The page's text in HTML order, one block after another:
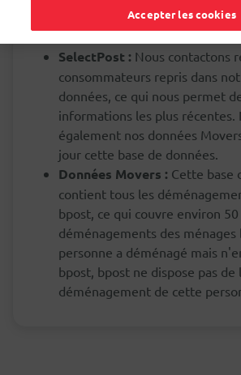
SelectPost : Nous contactons
consommateurs repris dans
données, ce qui nous permet
informations les plus récentes.
également nos données
jour cette base de données.
Données Movers : Cette base
contient tous les
bpost, ce qui couvre environ 50
déménagements des ménages
personne a déménagé mais
bpost, bpost ne dispose pas
déménagement de cette
Accepter les cookies